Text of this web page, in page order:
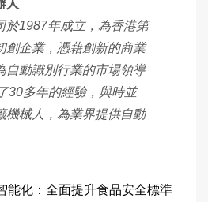
人
於1987年成立，為香港第
創企業，憑藉創新的商業
自動識別行業的市場領導
30多年的經驗，與時並
機械人，為業界提供自動
能化：全面提升食品安全標準